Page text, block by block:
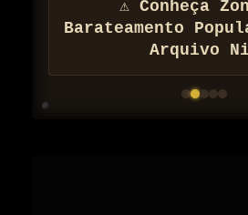
⚠ Conheça
Barateamento
Arquivo